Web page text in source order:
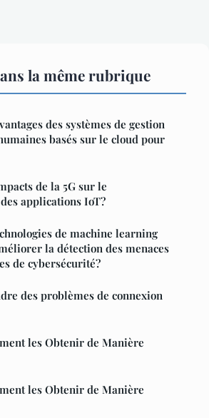
la même rubrique
des systèmes de gestion
basés sur le cloud pour
de la 5G sur le
applications IoT?
de machine learning
la détection des menaces
de cybersécurité?
des problèmes de connexion
les Obtenir de Manière
les Obtenir de Manière